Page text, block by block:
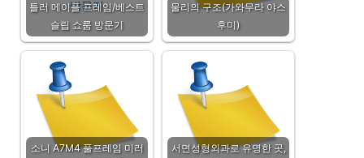
틀러 메이플 프레임/베스트
슬립 쇼룸 방문기
물리의 구조(가와무라 야스
후미)
소니 A7M4 풀프레임 미러
서면성형외과로 유명한 곳,